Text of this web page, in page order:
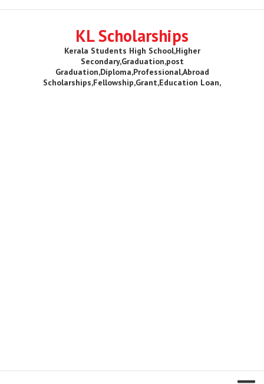
KL Scholarships
Kerala Students High School,Higher
Secondary,Graduation,post
Graduation,Diploma,Professional,Abroad
Scholarships,Fellowship,Grant,Education Loan,